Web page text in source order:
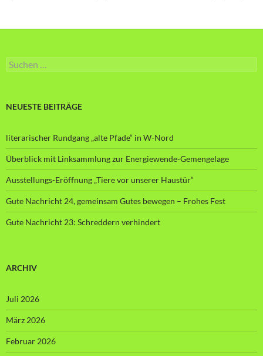
Suche
nach:
NEUESTE BEITRÄGE
literarischer Rundgang „alte Pfade“ in W-Nord
Überblick mit Linksammlung zur Energiewende-Gemengelage
Ausstellungs-Eröffnung „Tiere vor unserer Haustür“
Gute Nachricht 24, gemeinsam Gutes bewegen – Frohes Fest
Gute Nachricht 23: Schreddern verhindert
ARCHIV
Juli 2026
März 2026
Februar 2026